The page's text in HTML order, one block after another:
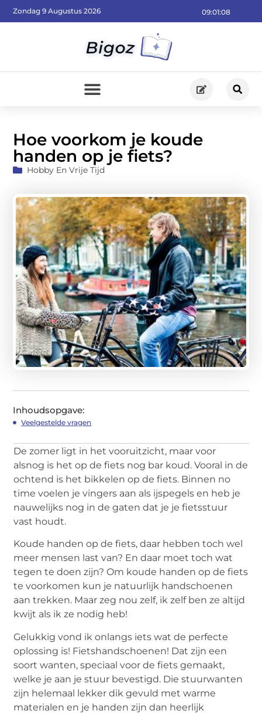
09:01:10
Zondag 9 Augustus 2026
Hoe voorkom je koude
handen op je fiets?
Hobby En Vrije Tijd
Inhoudsopgave:
Veelgestelde vragen
De zomer ligt in het vooruitzicht, maar voor
alsnog is het op de fiets nog bar koud. Vooral in de
ochtend is het bikkelen op de fiets. Binnen no
time voelen je vingers aan als ijspegels en heb je
nauwelijks nog in de gaten dat je je fietsstuur
vast houdt.
Koude handen op de fiets, daar hebben toch wel
meer mensen last van? En daar moet toch wat
tegen te doen zijn? Om koude handen op de fiets
te voorkomen kun je natuurlijk handschoenen
aan trekken. Maar zeg nou zelf, ik zelf ben ze altijd
kwijt als ik ze nodig heb!
Gelukkig vond ik onlangs iets wat de perfecte
oplossing is! Fietshandschoenen! Dat zijn een
soort wanten, speciaal voor de fiets gemaakt,
welke je aan je stuur bevestigd. Die stuurwanten
zijn helemaal lekker dik gevuld met warme
materialen en je handen zijn dan heerlijk